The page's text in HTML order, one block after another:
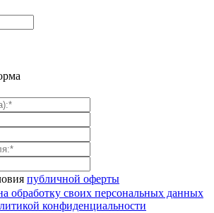
публичной оферты
обработку своих персональных данных
конфиденциальности